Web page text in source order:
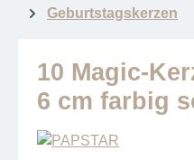
Geburtstagskerzen
10 Magic-
6 cm farbig